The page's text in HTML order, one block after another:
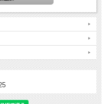
カバー
づけられるようにその実力が証明さ
ーティング加工を施し、耐久性を実
アルミ材から削り出し
ります。